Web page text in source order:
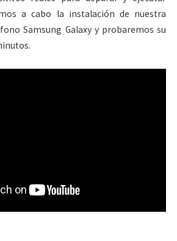
a cabo la instalación de nuestra
Samsung Galaxy y probaremos su